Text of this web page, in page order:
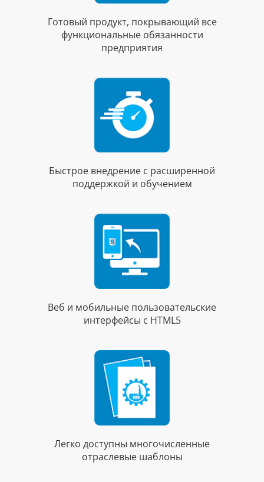
Готовый продукт, покрывающий все
функциональные обязанности
предприятия
Быстрое внедрение с расширенной
поддержкой и обучением
Веб и мобильные пользовательские
интерфейсы с HTML5
Легко доступны многочисленные
отраслевые шаблоны